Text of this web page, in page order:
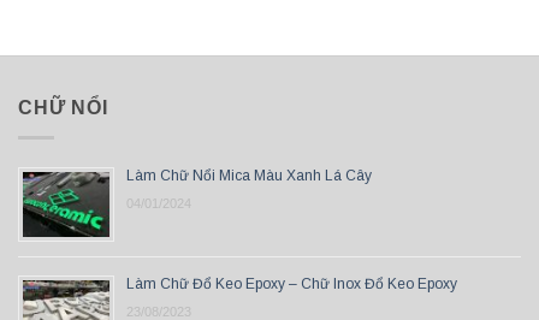
CHỮ NỔI
Làm Chữ Nổi Mica Màu Xanh Lá Cây
04/01/2024
Làm Chữ Đổ Keo Epoxy – Chữ Inox Đổ Keo Epoxy
23/08/2023